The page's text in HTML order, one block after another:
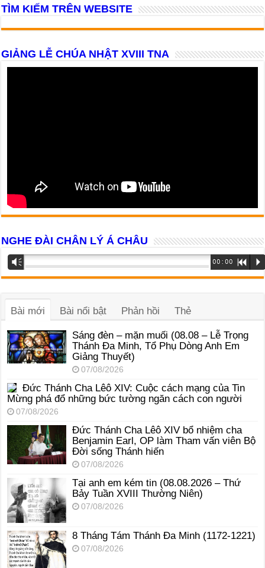
TÌM KIẾM TRÊN WEBSITE
GIẢNG LỄ CHÚA NHẬT XVIII TNA
NGHE ĐÀI CHÂN LÝ Á CHÂU
Trình
phát
âm
Vm 00:00 R P
Bài mới Bài nổi bật Phản hồi Thẻ
Sáng đèn – mặn muối (08.08 – Lễ Trọng
Thánh Đa Minh, Tổ Phụ Dòng Anh Em
Giảng Thuyết)
07/08/2026
Đức Thánh Cha Lêô XIV: Cuộc cách mạng của Tin
Mừng phá đổ những bức tường ngăn cách con người
07/08/2026
Đức Thánh Cha Lêô XIV bổ nhiệm cha
Benjamin Earl, OP làm Tham vấn viên Bộ
Đời sống Thánh hiến
07/08/2026
Tại anh em kém tin (08.08.2026 – Thứ
Bảy Tuần XVIII Thường Niên)
07/08/2026
8 Tháng Tám Thánh Ða Minh (1172-1221)
07/08/2026